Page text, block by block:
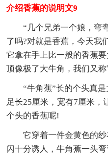
介绍香蕉的说明文9
“几个兄弟一个娘，弯
了吗?对就是香蕉，今天我
它拿在手上比一般的香蕉
顶像极了大牛角，我们又称
“牛角蕉”长的个头真
足长25厘米，宽有7厘米，
个头的香蕉呢!
它穿着一件金黄色的
闪十分诱人，牛角蕉一头